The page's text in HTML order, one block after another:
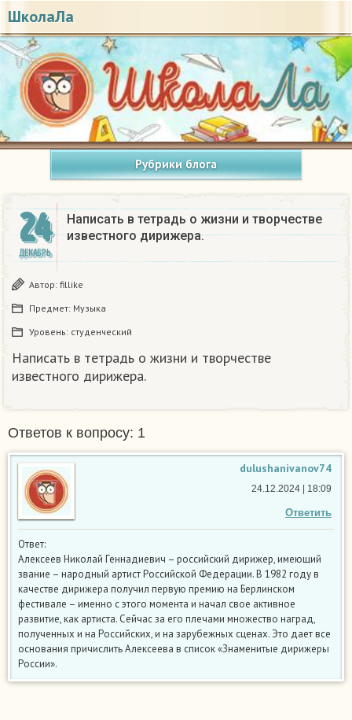
ШколаЛа
Рубрики блога
24
ДЕКАБРЬ
Написать в тетрадь о жизни и творчестве
известного дирижера.​
Автор: fillike
Предмет: Музыка
Уровень: студенческий
Написать в тетрадь о жизни и творчестве
известного дирижера.​
Ответов к вопросу: 1
dulushanivanov74
Ответить
24.12.2024 | 18:09
Ответ:
Алексеев Николай Геннадиевич – российский дирижер, имеющий
звание – народный артист Российской Федерации. В 1982 году в
качестве дирижера получил первую премию на Берлинском
фестивале – именно с этого момента и начал свое активное
развитие, как артиста. Сейчас за его плечами множество наград,
полученных и на Российских, и на зарубежных сценах. Это дает все
основания причислить Алексеева в список «Знаменитые дирижеры
России».